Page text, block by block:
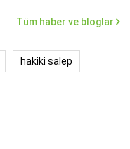
Tüm haber ve bloglar
hakiki salep